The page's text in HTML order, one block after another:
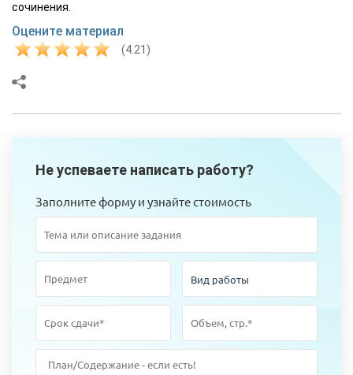
сочинения.
Оцените материал
(4.21)
Не успеваете написать работу?
Заполните форму и узнайте стоимость